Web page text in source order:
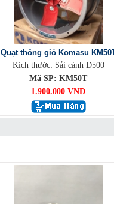
Quạt thông gió Komasu
Kích thước: Sải cánh D500
Mã SP: KM50T
1.900.000 VND